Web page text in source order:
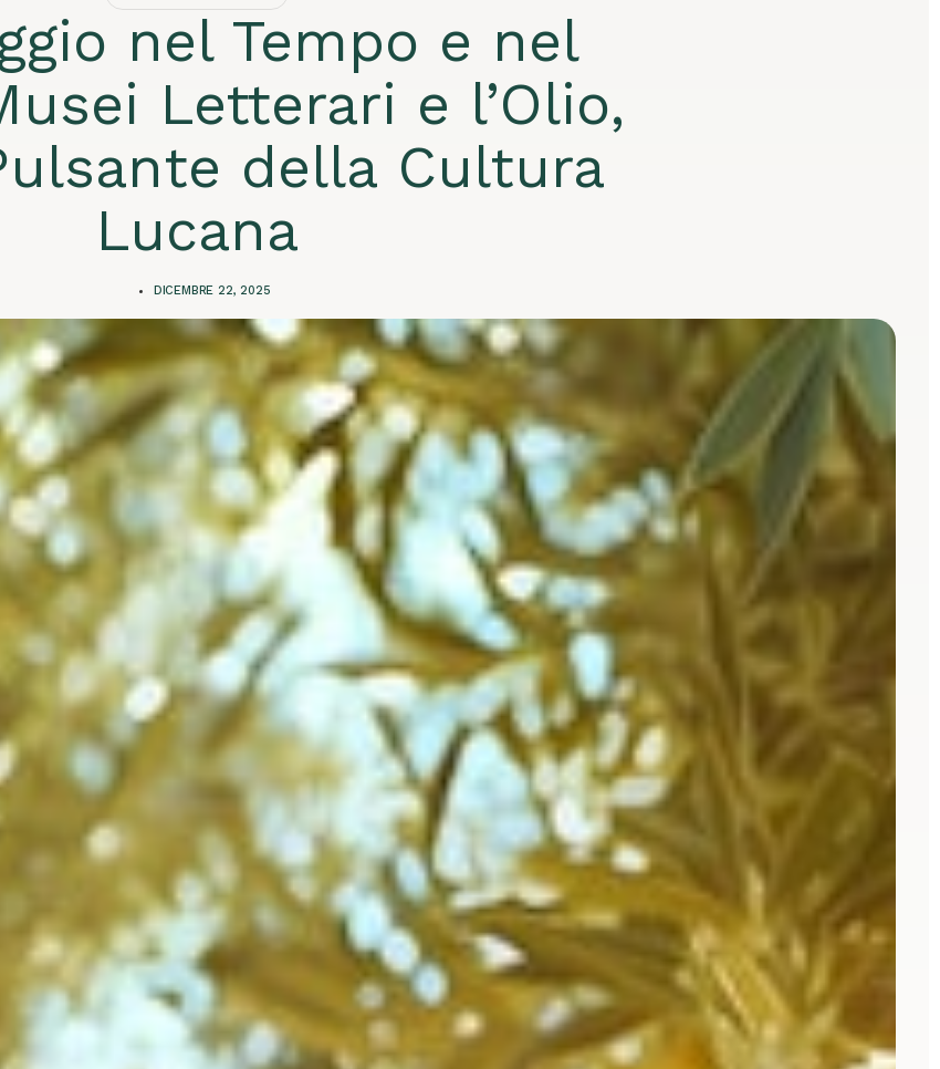
nel Tempo e nel
Letterari e l’Olio,
della Cultura
Lucana
DICEMBRE 22, 2025